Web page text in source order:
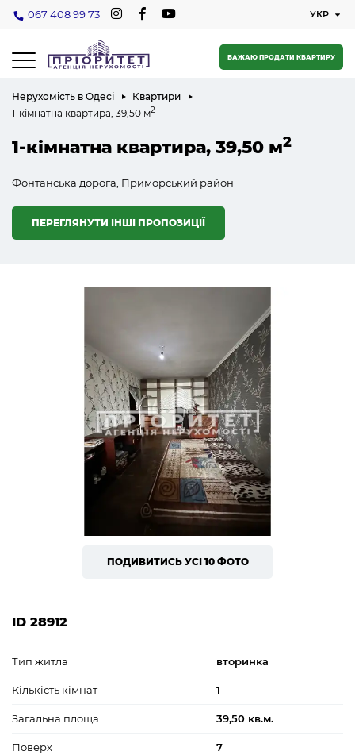
067 408 99 73
БАЖАЮ ПРОДАТИ КВАРТИРУ
Нерухомість в Одесі
Квартири
1-кімнатна квартира, 39,50 м2
1-кімнатна квартира, 39,50 м2
Фонтанська дорога, Приморський район
ПЕРЕГЛЯНУТИ ІНШІ ПРОПОЗИЦІЇ
ПОДИВИТИСЬ УСІ 10 ФОТО
ID 28912
Тип житла вторинка
Кількість кімнат 1
Загальна площа 39,50 кв.м.
Поверх 7